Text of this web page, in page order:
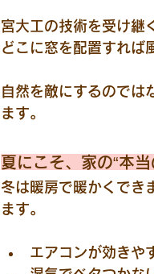
宮大工の技術を受け継
どこに窓を配置すれば
自然を敵にするのでは
ます。
夏にこそ、家の“本
冬は暖房で暖かくでき
ます。
エアコンが効きや